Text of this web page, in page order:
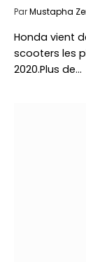
ParMustapha
Honda vient
scooters les
2020.Plus de…